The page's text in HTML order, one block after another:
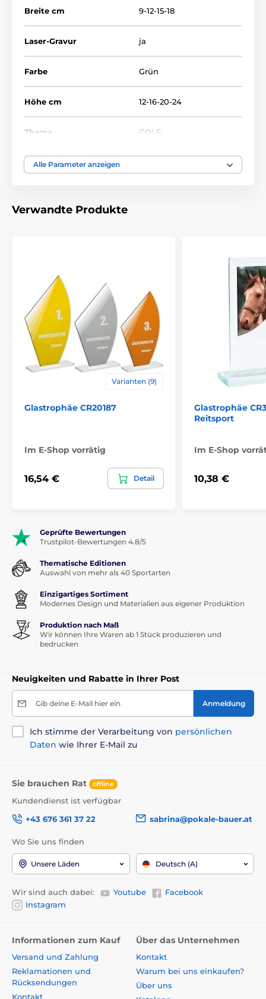
Breite cm 9-12-15-18
Laser-Gravur ja
Farbe Grün
Höhe cm 12-16-20-24
Thema GOLF
Auszeichnungstyp
Alle Parameter anzeigen
Verwandte Produkte
Varianten (9)
Glastrophäe CR20187
Im E-Shop vorrätig
16,54 € Detail
Glastrophäe
Reitsport
Im E-Shop
10,38 €
Geprüfte Bewertungen
Trustpilot-Bewertungen 4.8/5
Thematische Editionen
Auswahl von mehr als 40 Sportarten
Einzigartiges Sortiment
Modernes Design und Materialien aus eigener Produktion
Produktion nach Maß
Wir können Ihre Waren ab 1 Stück produzieren und
bedrucken
Neuigkeiten und Rabatte in Ihrer Post
Gib deine E-Mail hier ein Anmeldung
Ich stimme der Verarbeitung von persönlichen
Daten wie Ihrer E-Mail zu
Sie brauchen Rat offline
Kundendienst ist verfügbar
+43 676 361 37 22
sabrina@pokale-bauer.at
Wo Sie uns finden
Unsere Läden Deutsch (A)
Wir sind auch dabei: Youtube
Facebook
Instagram
Informationen zum Kauf
Versand und Zahlung
Reklamationen und
Rücksendungen
Kontakt
Über das Unternehmen
Kontakt
Warum bei uns einkaufen?
Über uns